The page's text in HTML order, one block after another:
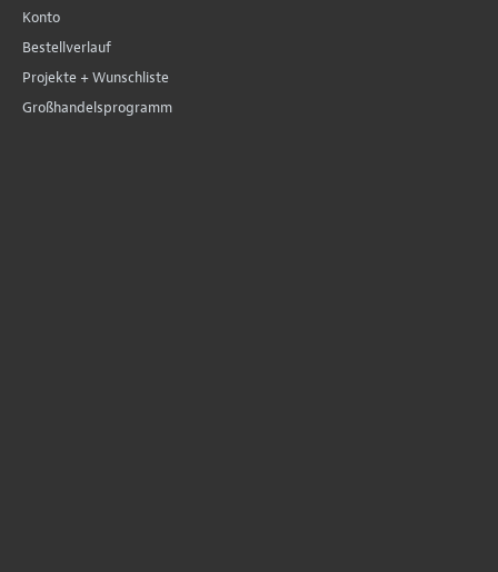
Konto
Bestellverlauf
Projekte + Wunschliste
Großhandelsprogramm